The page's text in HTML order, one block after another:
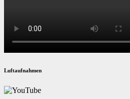
Luftaufnahmen